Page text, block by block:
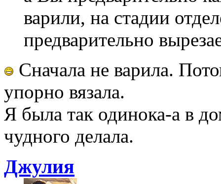
варили, на стадии
предварительно
Сначала не варила.
упорно вязала.
Я была так одинока-а в
чудного делала.
Джулия